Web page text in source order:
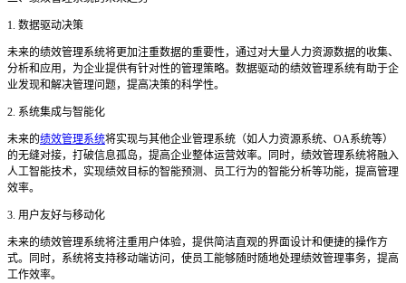
1. 数据驱动决策
未来的绩效管理系统将更加注重数据的重要性，通过对大量人力资源数据的收集、
分析和应用，为企业提供有针对性的管理策略。数据驱动的绩效管理系统有助于企
业发现和解决管理问题，提高决策的科学性。
2. 系统集成与智能化
未来的绩效管理系统将实现与其他企业管理系统（如人力资源系统、 OA系统等）
的无缝对接，打破信息孤岛，提高企业整体运营效率。同时，绩效管理系统将融入
人工智能技术，实现绩效目标的智能预测、员工行为的智能分析等功能，提高管理
效率。
3. 用户友好与移动化
未来的绩效管理系统将注重用户体验，提供简洁直观的界面设计和便捷的操作方
式。同时，系统将支持移动端访问，使员工能够随时随地处理绩效管理事务，提高
工作效率。